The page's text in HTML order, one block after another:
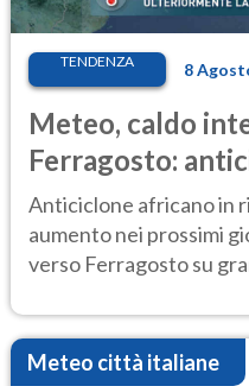
TENDENZA 8
Meteo, caldo
Ferragosto:
ancora
Anticiclone africano in
aumento nei prossimi
verso Ferragosto su
Meteo città italiane